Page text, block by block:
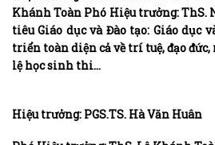
Khánh Toàn Phó Hiệu trưởng: ThS.
tiêu Giáo dục và Đào tạo: Giáo dục
triển toàn diện cả về trí tuệ, đạo
lệ học sinh thi…
Hiệu trưởng: PGS.TS. Hà Văn Huân